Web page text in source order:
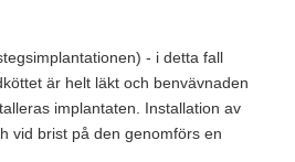
- i detta fall
är helt läkt och benvävnaden
implantaten. Installation av
vid brist på den genomförs en